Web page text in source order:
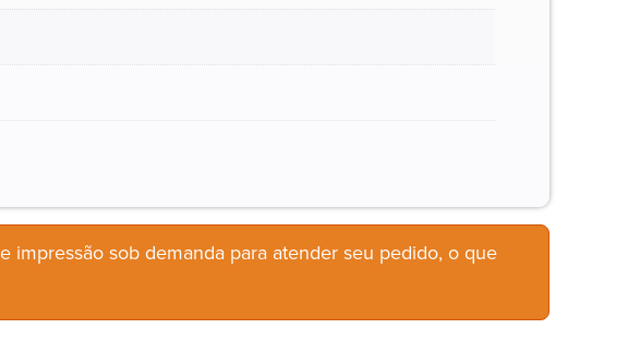
sob demanda para atender seu pedido, o que